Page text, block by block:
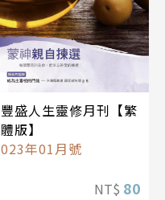
豐盛人生靈修月刊【繁
體版】
023年01月號
NT$ 80